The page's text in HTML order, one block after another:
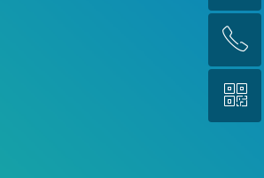
回到顶部
ꂅ
88888888
ꀥ